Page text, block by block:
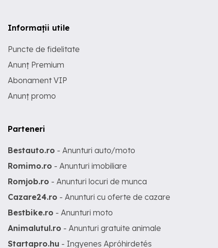
Informații utile
Puncte de fidelitate
Anunț Premium
Abonament VIP
Anunț promo
Parteneri
Bestauto.ro - Anunturi auto/moto
Romimo.ro - Anunturi imobiliare
Romjob.ro - Anunturi locuri de munca
Cazare24.ro - Anunturi cu oferte de cazare
Bestbike.ro - Anunturi moto
Animalutul.ro - Anunturi gratuite animale
Startapro.hu - Ingyenes Apróhirdetés